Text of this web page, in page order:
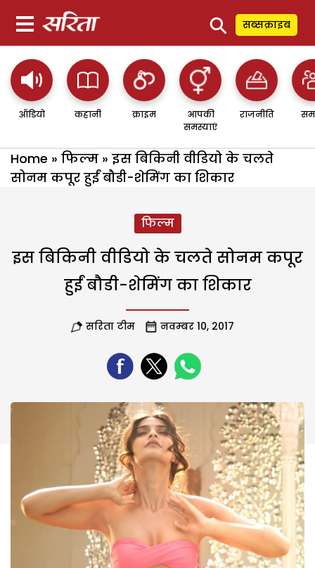
⚲ सब्सक्राइब
ऑडियो कहानी क्राइम
आपकी
समस्याएं
राजनीति
Home » फिल्म » इस बिकिनी वीडियो के चलते
सोनम कपूर हुईं बौडी-शेमिंग का शिकार
फिल्म
इस बिकिनी वीडियो के चलते सोनम कपूर
हुईं बौडी-शेमिंग का शिकार
सरिता टीम नवम्बर 10, 2017